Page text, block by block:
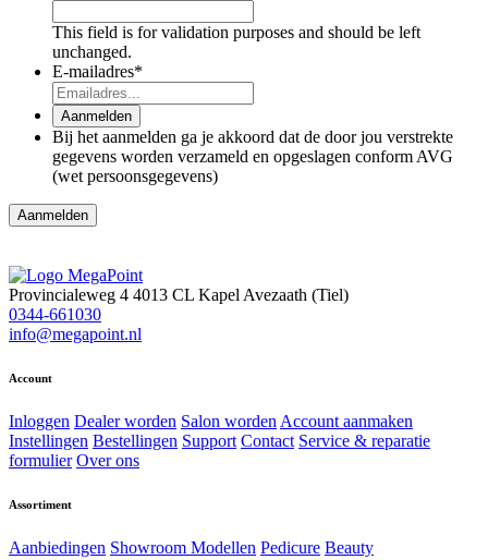
This field is for validation purposes and should be left
unchanged.
E-mailadres*
Aanmelden
Bij het aanmelden ga je akkoord dat de door jou verstrekte
gegevens worden verzameld en opgeslagen conform AVG
(wet persoonsgegevens)
Provincialeweg 4 4013 CL Kapel Avezaath (Tiel)
0344-661030
info@megapoint.nl
Account
Inloggen Dealer worden Salon worden Account aanmaken
Instellingen Bestellingen Support Contact Service & reparatie
formulier Over ons
Assortiment
Aanbiedingen Showroom Modellen Pedicure Beauty